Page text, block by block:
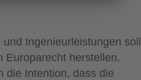
Ingenieurleistungen soll
Europarecht herstellen.
die Intention, dass die